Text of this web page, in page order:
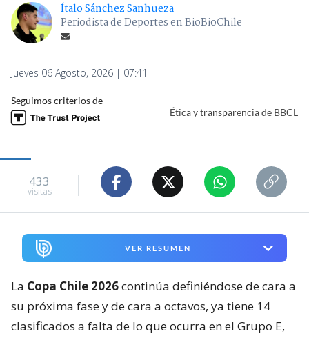
Ítalo Sánchez Sanhueza
Periodista de Deportes en BioBioChile
Jueves 06 Agosto, 2026 | 07:41
Seguimos criterios de
Ética y transparencia de BBCL
433
visitas
VER RESUMEN
La Copa Chile 2026continúa definiéndose de cara a
su próxima fase y de cara a octavos, ya tiene 14
clasificados a falta de lo que ocurra en el Grupo E,